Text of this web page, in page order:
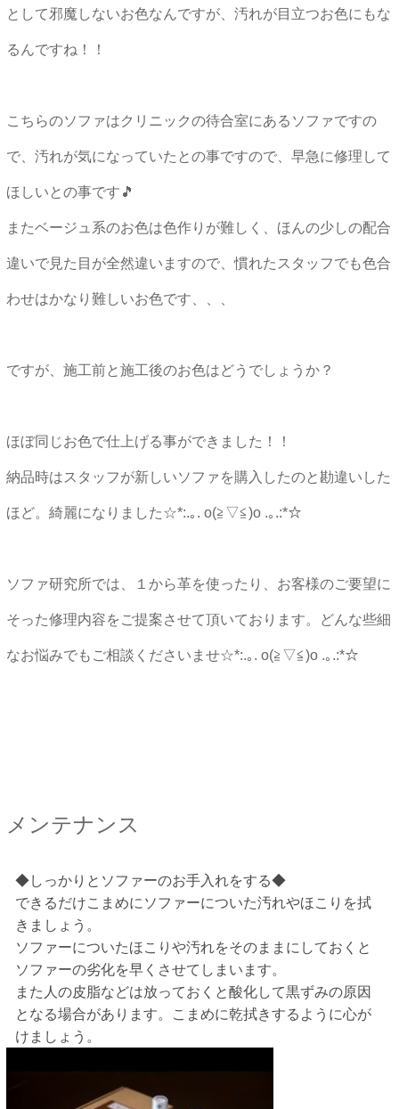
として邪魔しないお色なんですが、汚れが目立つお色にもな
るんですね！！
こちらのソファはクリニックの待合室にあるソファですの
で、汚れが気になっていたとの事ですので、早急に修理して
ほしいとの事です🎵
またベージュ系のお色は色作りが難しく、ほんの少しの配合
違いで見た目が全然違いますので、慣れたスタッフでも色合
わせはかなり難しいお色です、、、
ですが、施工前と施工後のお色はどうでしょうか？
ほぼ同じお色で仕上げる事ができました！！
納品時はスタッフが新しいソファを購入したのと勘違いした
ほど。綺麗になりました☆*:.｡. o(≧▽≦)o .｡.:*☆
ソファ研究所では、１から革を使ったり、お客様のご要望に
そった修理内容をご提案させて頂いております。どんな些細
なお悩みでもご相談くださいませ☆*:.｡. o(≧▽≦)o .｡.:*☆
メンテナンス
◆しっかりとソファーのお手入れをする◆
できるだけこまめにソファーについた汚れやほこりを拭
きましょう。
ソファーについたほこりや汚れをそのままにしておくと
ソファーの劣化を早くさせてしまいます。
また人の皮脂などは放っておくと酸化して黒ずみの原因
となる場合があります。こまめに乾拭きするように心が
けましょう。